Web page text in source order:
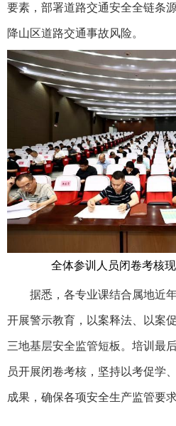
要素，部署道路交通安全全链条
降山区道路交通事故风险。
全体参训人员闭卷考核
据悉，各专业课结合属地近年
开展警示教育，以案释法、以案
三地基层安全监管短板。培训最
员开展闭卷考核，坚持以考促学
成果，确保各项安全生产监管要